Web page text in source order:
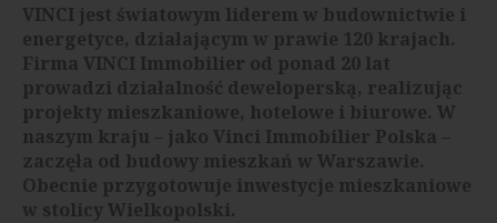
VINCI jest światowym liderem w budownictwie i
energetyce, działającym w prawie 120 krajach.
Firma VINCI Immobilier od ponad 20 lat
prowadzi działalność deweloperską, realizując
projekty mieszkaniowe, hotelowe i biurowe. W
naszym kraju – jako Vinci Immobilier Polska –
zaczęła od budowy mieszkań w Warszawie.
Obecnie przygotowuje inwestycje mieszkaniowe
w stolicy Wielkopolski.